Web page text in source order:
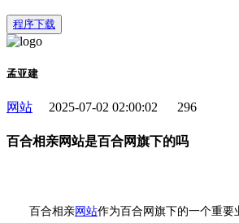
程序下载
孟亚建
网站 2025-07-02 02:00:02 296
百合相亲网站是百合网旗下的吗
百合相亲网站作为百合网旗下的一个重要